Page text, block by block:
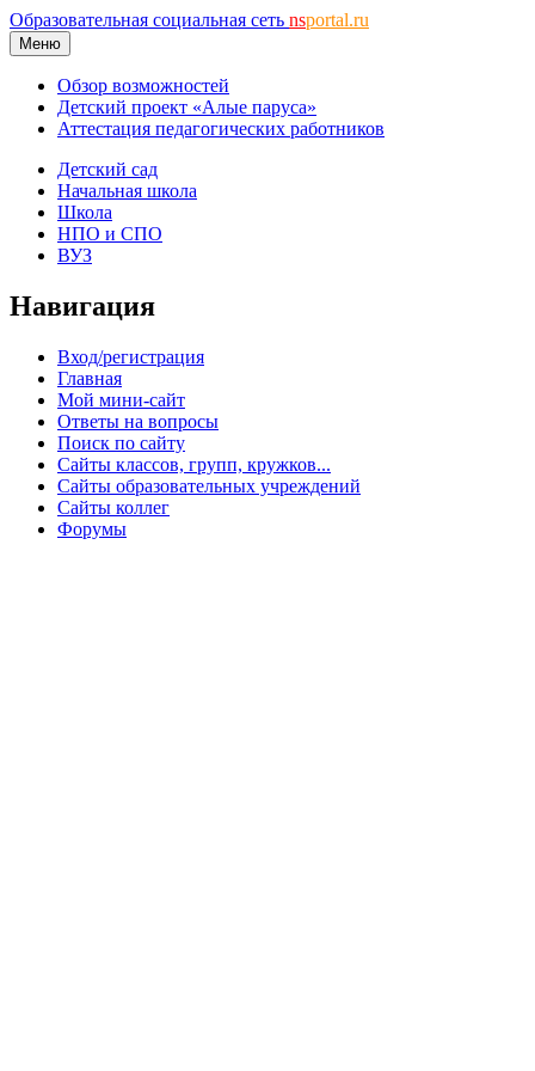
Образовательная социальная сеть nsportal.ru
Меню
Обзор возможностей
Детский проект «Алые паруса»
Аттестация педагогических работников
Детский сад
Начальная школа
Школа
НПО и СПО
ВУЗ
Навигация
Вход/регистрация
Главная
Мой мини-сайт
Ответы на вопросы
Поиск по сайту
Сайты классов, групп, кружков...
Сайты образовательных учреждений
Сайты коллег
Форумы